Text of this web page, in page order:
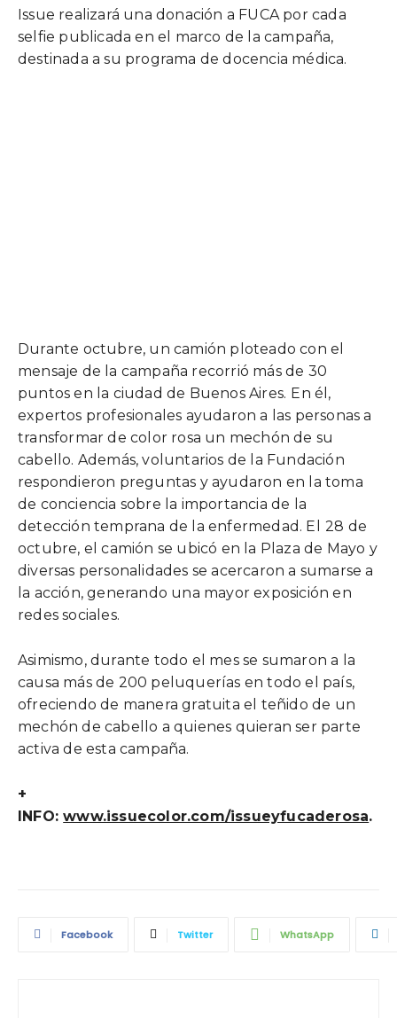
Issue realizará una donación a FUCA por cada
selfie publicada en el marco de la campaña,
destinada a su programa de docencia médica.
Durante octubre, un camión ploteado con el
mensaje de la campaña recorrió más de 30
puntos en la ciudad de Buenos Aires. En él,
expertos profesionales ayudaron a las personas a
transformar de color rosa un mechón de su
cabello. Además, voluntarios de la Fundación
respondieron preguntas y ayudaron en la toma
de conciencia sobre la importancia de la
detección temprana de la enfermedad. El
28 de
octubre, el camión se ubicó en la Plaza de Mayo y
diversas personalidades se acercaron a sumarse a
la acción, generando una mayor exposición en
redes sociales.
Asimismo, durante todo el mes se sumaron a la
causa más de 200 peluquerías en todo el país,
ofreciendo de manera gratuita el teñido de un
mechón de cabello a quienes quieran ser parte
activa de esta campaña.
+
INFO:www.issuecolor.com/issueyfucaderosa.
Facebook Twitter WhatsApp